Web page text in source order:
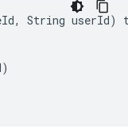
String userId)